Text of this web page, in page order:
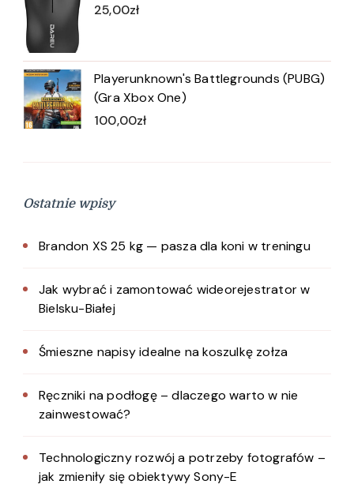
25,00zł
Playerunknown's Battlegrounds (PUBG)
(Gra Xbox One)
100,00zł
Ostatnie wpisy
Brandon XS 25 kg — pasza dla koni w treningu
Jak wybrać i zamontować wideorejestrator w
Bielsku-Białej
Śmieszne napisy idealne na koszulkę zołza
Ręczniki na podłogę – dlaczego warto w nie
zainwestować?
Technologiczny rozwój a potrzeby fotografów –
jak zmieniły się obiektywy Sony-E